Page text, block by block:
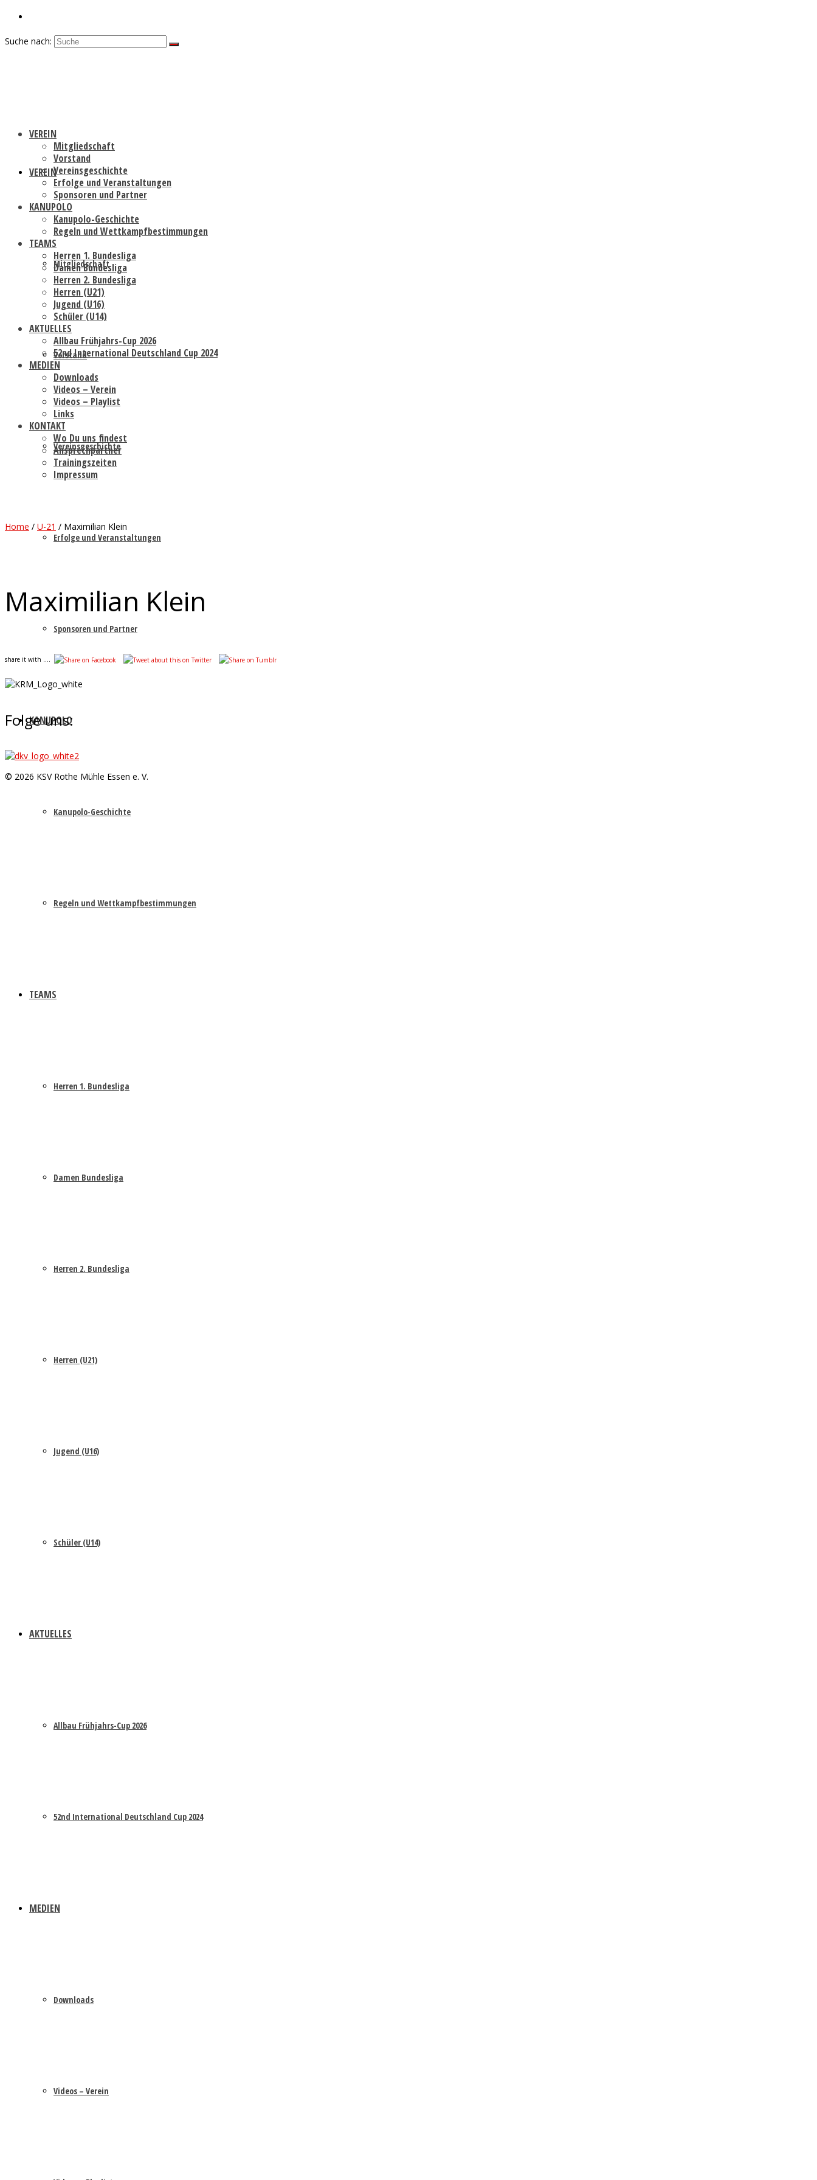
Suche nach:
VEREIN
Mitgliedschaft
Vorstand
Vereinsgeschichte
Erfolge und Veranstaltungen
Sponsoren und Partner
KANUPOLO
Kanupolo-Geschichte
Regeln und Wettkampfbestimmungen
TEAMS
Herren 1. Bundesliga
Damen Bundesliga
Herren 2. Bundesliga
Herren (U21)
Jugend (U16)
Schüler (U14)
AKTUELLES
Allbau Frühjahrs-Cup 2026
52nd International Deutschland Cup 2024
MEDIEN
Downloads
Videos – Verein
VEREIN
Mitgliedschaft
Vorstand
Vereinsgeschichte
Erfolge und Veranstaltungen
Sponsoren und Partner
KANUPOLO
Kanupolo-Geschichte
Regeln und Wettkampfbestimmungen
TEAMS
Herren 1. Bundesliga
Damen Bundesliga
Herren 2. Bundesliga
Herren (U21)
Jugend (U16)
Schüler (U14)
AKTUELLES
Allbau Frühjahrs-Cup 2026
52nd International Deutschland Cup 2024
MEDIEN
Downloads
Videos – Verein
Videos – Playlist
Links
KONTAKT
Wo Du uns findest
Ansprechpartner
Trainingszeiten
Impressum
Home / U-21 / Maximilian Klein
Maximilian Klein
share it with ....
Folge uns:
© 2026 KSV Rothe Mühle Essen e. V.